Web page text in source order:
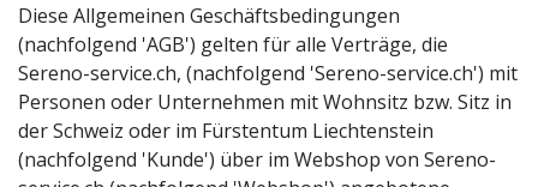
Diese Allgemeinen Geschäftsbedingungen
(nachfolgend 'AGB') gelten für alle Verträge, die
Sereno-service.ch, (nachfolgend 'Sereno-service.ch') mit
Personen oder Unternehmen mit Wohnsitz bzw. Sitz in
der Schweiz oder im Fürstentum Liechtenstein
(nachfolgend 'Kunde') über im Webshop von Sereno-